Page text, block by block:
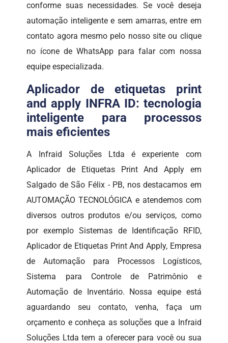
conforme suas necessidades. Se você deseja
automação inteligente e sem amarras, entre em
contato agora mesmo pelo nosso site ou clique
no ícone de WhatsApp para falar com nossa
equipe especializada.
Aplicador de etiquetas print
and apply INFRA ID: tecnologia
inteligente para processos
mais eficientes
A Infraid Soluções Ltda é experiente com
Aplicador de Etiquetas Print And Apply em
Salgado de São Félix - PB, nos destacamos em
AUTOMAÇÃO TECNOLÓGICA e atendemos com
diversos outros produtos e/ou serviços, como
por exemplo Sistemas de Identificação RFID,
Aplicador de Etiquetas Print And Apply, Empresa
de Automação para Processos Logísticos,
Sistema para Controle de Patrimônio e
Automação de Inventário. Nossa equipe está
aguardando seu contato, venha, faça um
orçamento e conheça as soluções que a Infraid
Soluções Ltda tem a oferecer para você ou sua